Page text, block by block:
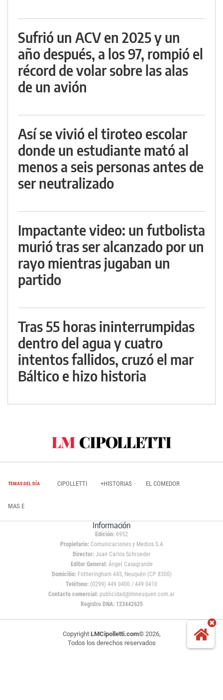
Sufrió un ACV en 2025 y un
año después, a los 97, rompió el
récord de volar sobre las alas
de un avión
Así se vivió el tiroteo escolar
donde un estudiante mató al
menos a seis personas antes de
ser neutralizado
Impactante video: un futbolista
murió tras ser alcanzado por un
rayo mientras jugaban un
partido
Tras 55 horas ininterrumpidas
dentro del agua y cuatro
intentos fallidos, cruzó el mar
Báltico e hizo historia
TEMAS DEL DÍA CIPOLLETTI +HISTORIAS EL COMEDOR
MAS E
Información
Edición: 6952
Propietario:Comunicaciones y Medios S.A
Director: Juan Carlos Schroeder
Editor General:Ángel Casagrande
Domicilio:Fotheringham 445, Neuquén (CP 8300)
Teléfono: (0299) 449 0400 / 449 0410
Contacto comercial: publicidad@lmneuquen.com.ar
Registro DNA: 123442625
Copyright LMCipolletti.com© 2026,
Todos los derechos reservados